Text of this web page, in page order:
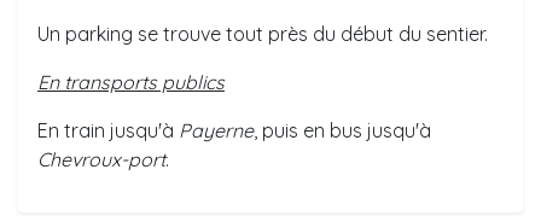
Un parking se trouve tout près du début du sentier.
En transports publics
En train jusqu'à Payerne, puis en bus jusqu'à
Chevroux-port.